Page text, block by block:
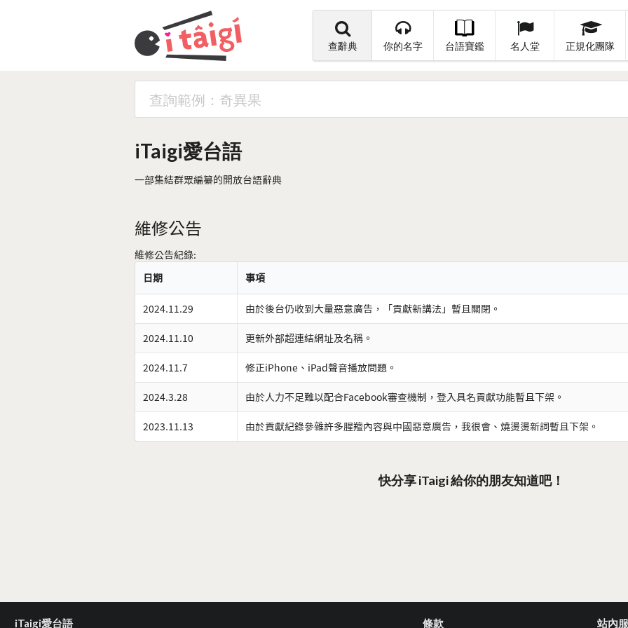
查辭典 你的名字 台語寶鑑 名人堂 正規化團隊
iTaigi愛台語
一部集結群眾編纂的開放台語辭典
維修公告
維修公告紀錄:
日期
事項
2024.11.29 由於後台仍收到大量惡意廣告，「貢獻新講法」暫且關閉。
2024.11.10 更新外部超連結網址及名稱。
2024.11.7 修正iPhone、iPad聲音播放問題。
2024.3.28 由於人力不足難以配合Facebook審查機制，登入具名貢獻功能暫且下架。
2023.11.13 由於貢獻紀錄參雜許多腥羶內容與中國惡意廣告，我很會、燒燙燙新詞暫且下架。
快分享 iTaigi 給你的朋友知道吧！
iTaigi愛台語 條款 站內